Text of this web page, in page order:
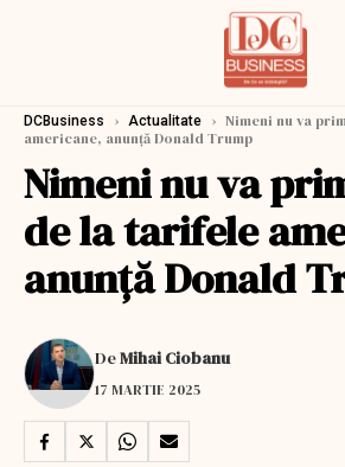
DCBusiness › Actualitate › Nimeni nu va
americane, anunţă Donald Trump
Nimeni nu va
de la tarifele
anunţă Donald
DeMihai Ciobanu
17 MARTIE 2025